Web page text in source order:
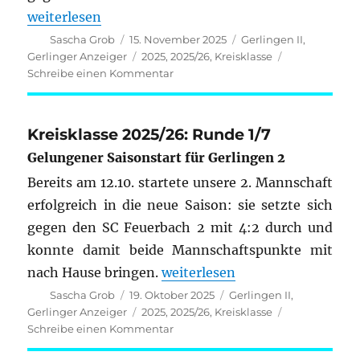
„Kreisklasse 2025/26: Runde 2/7“
weiterlesen
Autor
Sascha Grob
Veröffentlicht
am
15. November 2025 Kategorien
Gerlingen II,
Gerlinger Anzeiger
Schlagwörter
2025,2025/26, Kreisklasse
Schreibe einen Kommentarzu
Kreisklasse
2/7
Kreisklasse 2025/26: Runde 1/7
Gelungener Saisonstart für Gerlingen 2
Bereits am 12.10. startete unsere 2. Mannschaft
erfolgreich in die neue Saison: sie setzte sich
gegen den SC Feuerbach 2 mit 4:2 durch und
konnte damit beide Mannschaftspunkte mit
nach Hause bringen.„Kreisklasse 2025/26: Runde
weiterlesen
Autor
Sascha Grob
Veröffentlicht
am
19. Oktober 2025 Kategorien
Gerlingen II,
Gerlinger Anzeiger
Schlagwörter
2025,2025/26, Kreisklasse
Schreibe einen Kommentarzu
Kreisklasse